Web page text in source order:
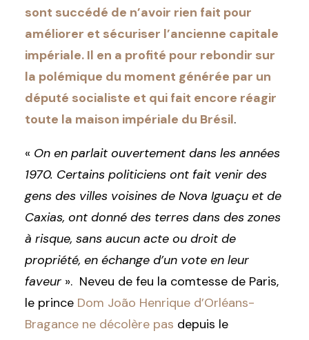
sont succédé de n’avoir rien fait pour
améliorer et sécuriser l’ancienne capitale
impériale. Il en a profité pour rebondir sur
la polémique du moment générée par un
député socialiste et qui fait encore réagir
toute la maison impériale du Brésil.
« On en parlait ouvertement dans les années
1970. Certains politiciens ont fait venir des
gens des villes voisines de Nova Iguaçu et de
Caxias, ont donné des terres dans des zones
à risque, sans aucun acte ou droit de
propriété, en échange d’un vote en leur
faveur ». Neveu de feu la comtesse de Paris,
le prince Dom João Henrique d’Orléans-
Bragance ne décolère pas depuis le